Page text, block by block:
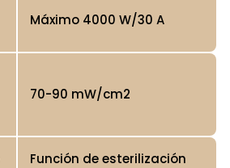
Máximo 4000 W/30 A
70-90 mW/cm2
Función de esterilización